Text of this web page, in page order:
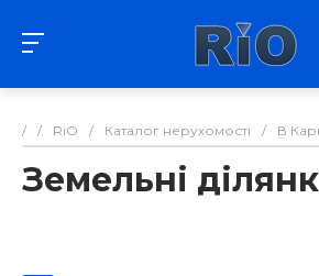
/ / RiO / Каталог нерухомості / В
Земельні